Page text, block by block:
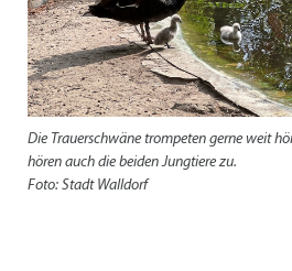
Die Trauerschwäne trompeten gerne weit
hören auch die beiden Jungtiere zu.
Foto: Stadt Walldorf